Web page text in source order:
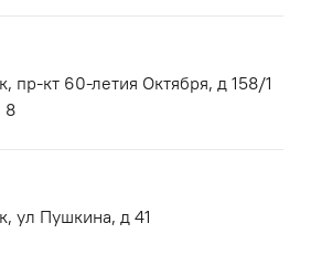
пр-кт 60-летия Октября, д 158/1
8
ул Пушкина, д 41